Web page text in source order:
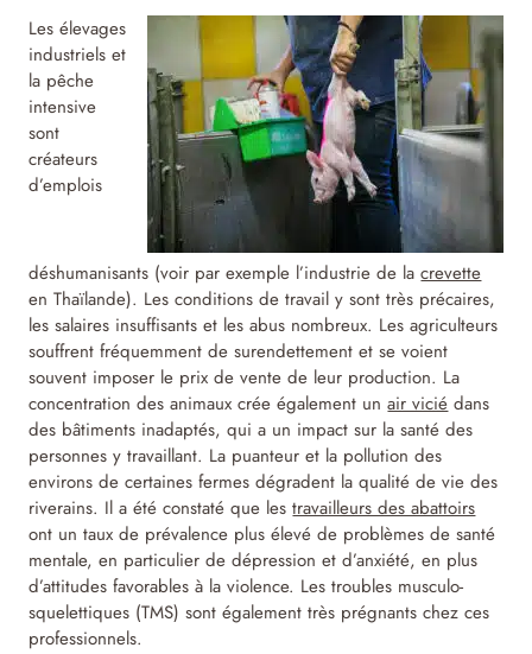
Les élevages
industriels et
la pêche
intensive
sont
créateurs
d’emplois
déshumanisants (voir par exemple l’industrie de lacrevette
en Thaïlande). Les conditions de travail y sont très précaires,
les salaires insuffisants et les abus nombreux. Les agriculteurs
souffrent fréquemment de surendettement et se voient
souvent imposer le prix de vente de leur production. La
concentration des animaux crée également unair vicié dans
des bâtiments inadaptés, qui a un impact sur la santé des
personnes y travaillant. La puanteur et la pollution des
environs de certaines fermes dégradent la qualité de vie des
riverains. Il a été constaté que lestravailleurs des abattoirs
ont un taux de prévalence plus élevé de problèmes de santé
mentale, en particulier de dépression et d’anxiété, en plus
d’attitudes favorables à la violence. Les troubles musculo-
squelettiques (TMS) sont également très prégnants chez ces
professionnels.